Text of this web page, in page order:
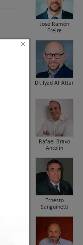
José Ramón
Freire
Dr. Iyad Al-Attar
Rafael Bravo
Antolín
Ernesto
Sanguinetti
×